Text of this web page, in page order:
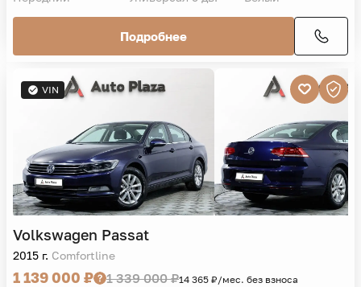
Подробнее
VIN
Volkswagen Passat
2015 г. Comfortline
1 139 000 ₽ 1 339 000 ₽14 365 ₽/мес. без взноса